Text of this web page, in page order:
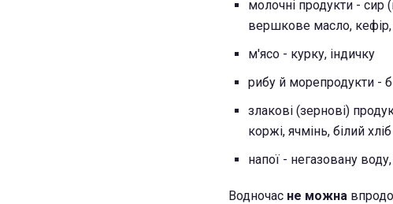
молочні продукти - сир
вершкове масло,
м'ясо - курку, індичку
рибу й морепродукти -
злакові (зернові)
коржі, ячмінь, білий хліб
напої - негазовану
Водночас не можна